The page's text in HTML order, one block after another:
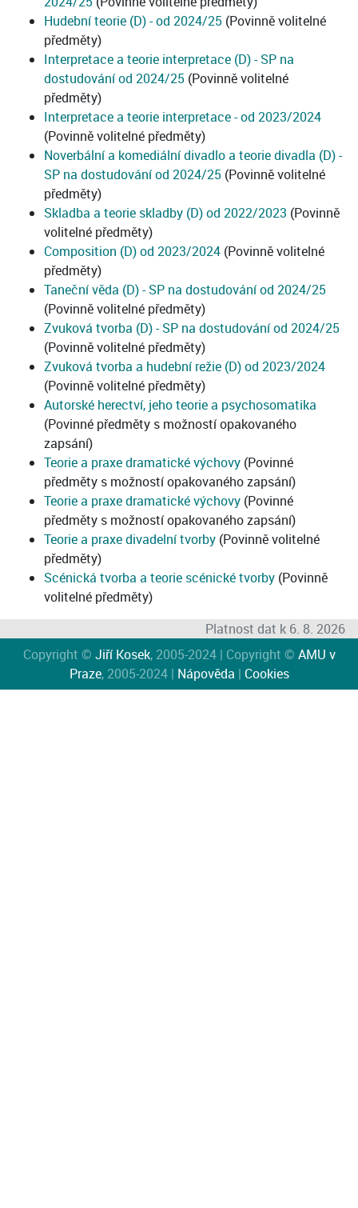
Hudební teorie (D) - od 2024/25 (Povinně volitelné
předměty)
Interpretace a teorie interpretace (D) - SP na
dostudování od 2024/25 (Povinně volitelné
předměty)
Interpretace a teorie interpretace - od 2023/2024
(Povinně volitelné předměty)
Noverbální a komediální divadlo a teorie divadla (D) -
SP na dostudování od 2024/25 (Povinně volitelné
předměty)
Skladba a teorie skladby (D) od 2022/2023 (Povinně
volitelné předměty)
Composition (D) od 2023/2024 (Povinně volitelné
předměty)
Taneční věda (D) - SP na dostudování od 2024/25
(Povinně volitelné předměty)
Zvuková tvorba (D) - SP na dostudování od 2024/25
(Povinně volitelné předměty)
Zvuková tvorba a hudební režie (D) od 2023/2024
(Povinně volitelné předměty)
Autorské herectví, jeho teorie a psychosomatika
(Povinné předměty s možností opakovaného
zapsání)
Teorie a praxe dramatické výchovy (Povinné
předměty s možností opakovaného zapsání)
Teorie a praxe dramatické výchovy (Povinné
předměty s možností opakovaného zapsání)
Teorie a praxe divadelní tvorby (Povinně volitelné
předměty)
Scénická tvorba a teorie scénické tvorby (Povinně
volitelné předměty)
Platnost dat k 6. 8. 2026
Copyright © Jiří Kosek, 2005-2024 | Copyright © AMU v
Praze, 2005-2024 | Nápověda | Cookies